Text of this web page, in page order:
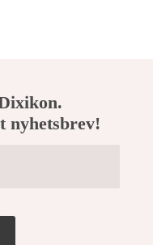
nyhetsbrev!